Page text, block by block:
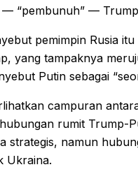
“pembunuh” —
pemimpin Rusia
yang tampaknya
Putin sebagai
campuran
rumit Trump-
strategis, namun
Ukraina.